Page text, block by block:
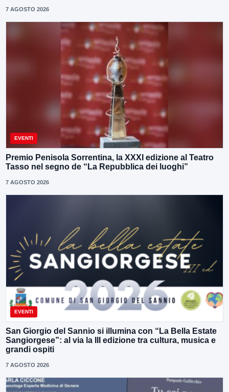
7 AGOSTO 2026
EVENTI
Premio Penisola Sorrentina, la XXXI edizione al Teatro
Tasso nel segno de “La Repubblica dei luoghi”
7 AGOSTO 2026
EVENTI
San Giorgio del Sannio si illumina con “La Bella Estate
Sangiorgese”: al via la III edizione tra cultura, musica e
grandi ospiti
7 AGOSTO 2026